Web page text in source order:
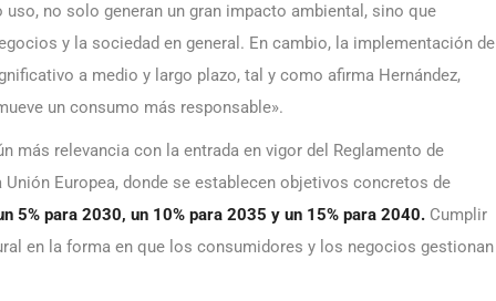
no solo generan un gran impacto ambiental, sino que
y la sociedad en general. En cambio, la implementación de
a medio y largo plazo, tal y como afirma Hernández,
un consumo más responsable».
más relevancia con la entrada en vigor del Reglamento de
Unión Europea, donde se establecen objetivos concretos de
5% para 2030, un 10% para 2035 y un 15% para 2040. Cumplir
en la forma en que los consumidores y los negocios gestionan